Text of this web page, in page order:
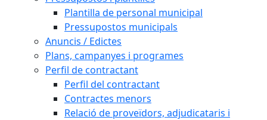
Plantilla de personal municipal
Pressupostos municipals
Anuncis / Edictes
Plans, campanyes i programes
Perfil de contractant
Perfil del contractant
Contractes menors
Relació de proveïdors, adjudicataris i